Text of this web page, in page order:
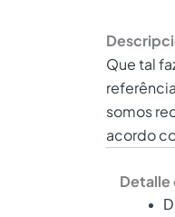
Que tal
somos
acordo
Detalle